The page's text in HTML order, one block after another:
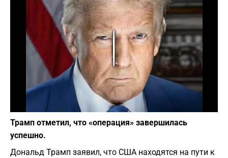
Play
Трамп отметил, что «операция» завершилась
успешно.
Дональд Трамп заявил, что США находятся на пути к